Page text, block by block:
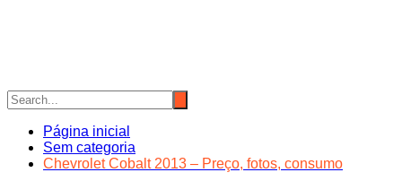
Página inicial
Sem categoria
Chevrolet Cobalt 2013 – Preço, fotos, consumo